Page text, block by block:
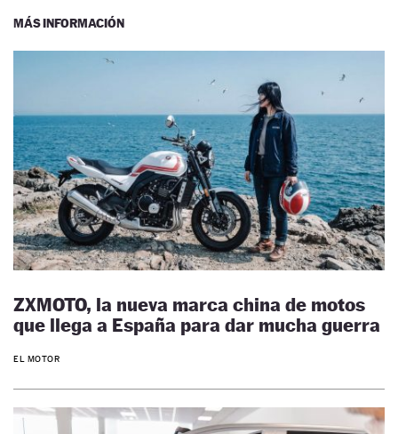
MÁS INFORMACIÓN
ZXMOTO, la nueva marca china de motos
que llega a España para dar mucha guerra
EL MOTOR